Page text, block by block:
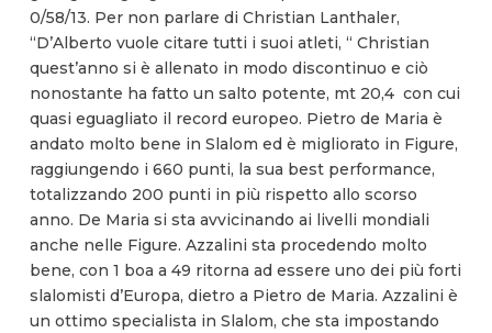
0/58/13. Per non parlare di Christian Lanthaler,
“D’Alberto vuole citare tutti i suoi atleti, “ Christian
quest’anno si è allenato in modo discontinuo e ciò
nonostante ha fatto un salto potente, mt 20,4 con cui
quasi eguagliato il record europeo. Pietro de Maria è
andato molto bene in Slalom ed è migliorato in Figure,
raggiungendo i 660 punti, la sua best performance,
totalizzando 200 punti in più rispetto allo scorso
anno. De Maria si sta avvicinando ai livelli mondiali
anche nelle Figure. Azzalini sta procedendo molto
bene, con 1 boa a 49 ritorna ad essere uno dei più forti
slalomisti d’Europa, dietro a Pietro de Maria. Azzalini è
un ottimo specialista in Slalom, che sta impostando